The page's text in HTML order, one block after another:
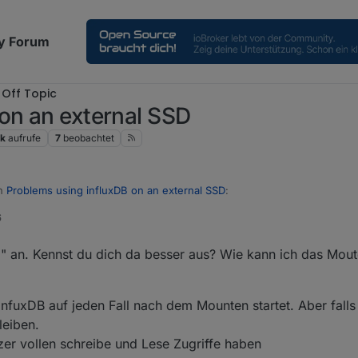
Forum
Off Topic
an external SSD
aufrufe 7 beobachtet
Problems using influxDB on an external SSD:
an. Kennst du dich da besser aus? Wie kann ich das
auf jeden Fall nach dem Mounten startet. Aber
vollen schreibe und Lese Zugriffe haben